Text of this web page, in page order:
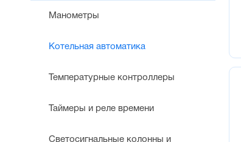
Манометры
Котельная автоматика
Температурные контроллеры
Таймеры и реле времени
Светосигнальные колонны и